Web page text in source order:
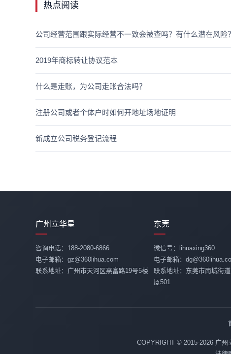
热点阅读
公司经营范围跟实际经营不一致会被查吗？有什么潜在风险？
2019年商标转让协议范本
什么是走账，为公司走账合法吗？
注册公司或者个体户时如何开地址场地证明
新成立公司税务登记流程
广州立华星
咨询电话：188-2080-6866
电子邮箱：gz@360lihua.com
联系地址：广州市天河区燕富路19号5楼
东莞
微信号：lihuaxing360
电子邮箱：
联系地址：东莞市南城街
厦501
COPYRIGHT © 2015-2026 广